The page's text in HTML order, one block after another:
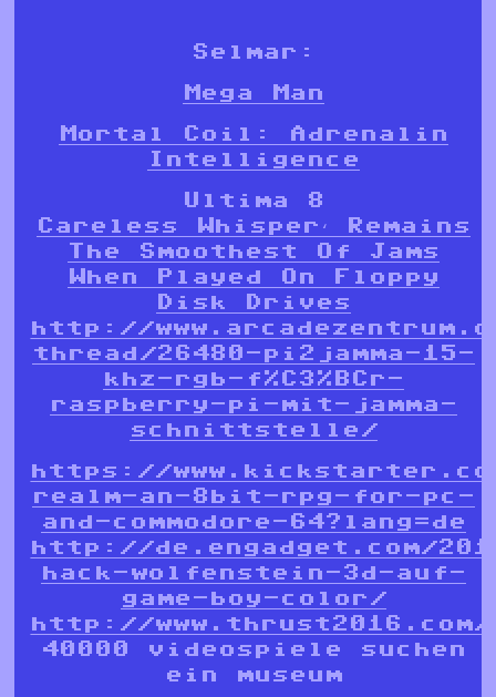
Selmar:
Mega Man
Mortal Coil: Adrenalin
Intelligence
Ultima 8
Careless Whisper‘ Remains
The Smoothest Of Jams
When Played On Floppy
Disk Drives
http://
thread/26480-pi2jamma-15-
khz-rgb-f%C3%BCr-
raspberry-pi-mit-jamma-
schnittstelle/
https://
realm-an-8bit-rpg-for-pc-
and-commodore-64?lang=de
http://de.engadget.com/
hack-wolfenstein-3d-auf-
game-boy-color/
http://www.thrust2016.com/
40000 videospiele suchen
ein museum